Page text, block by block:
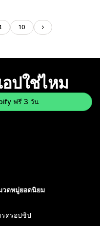
10
ปใช่ไหม
ฟรี 3 วัน
วดหมู่ยอดนิยม
รดรอปชิป